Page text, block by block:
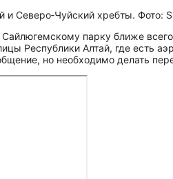
и Северо‑Чуйский хребты. Фото:
парку ближе
Республики Алтай, где есть
но необходимо делать